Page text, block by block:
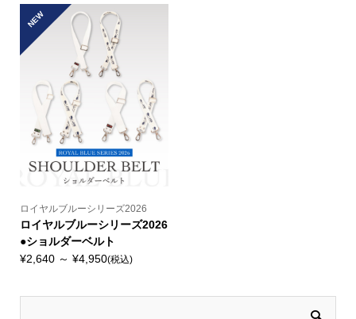
NEW
ロイヤルブルーシリーズ2026
ロイヤルブルーシリーズ2026
●ショルダーベルト
¥2,640 ～ ¥4,950(税込)